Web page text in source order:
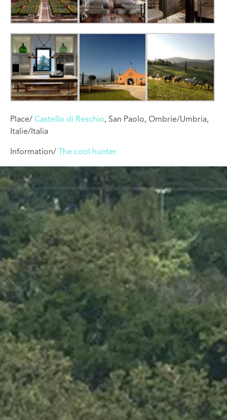
Place/ Castello di Reschio, San Paolo, Ombrie/Umbria,
Italie/Italia
Information/ The cool hunter